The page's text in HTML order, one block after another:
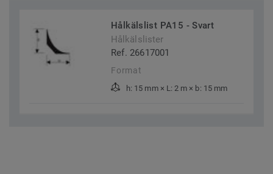
Hålkälslist PA15 - Svart
Hålkälslister
Ref. 26617001
Format
h: 15 mm × L: 2 m × b: 15 mm